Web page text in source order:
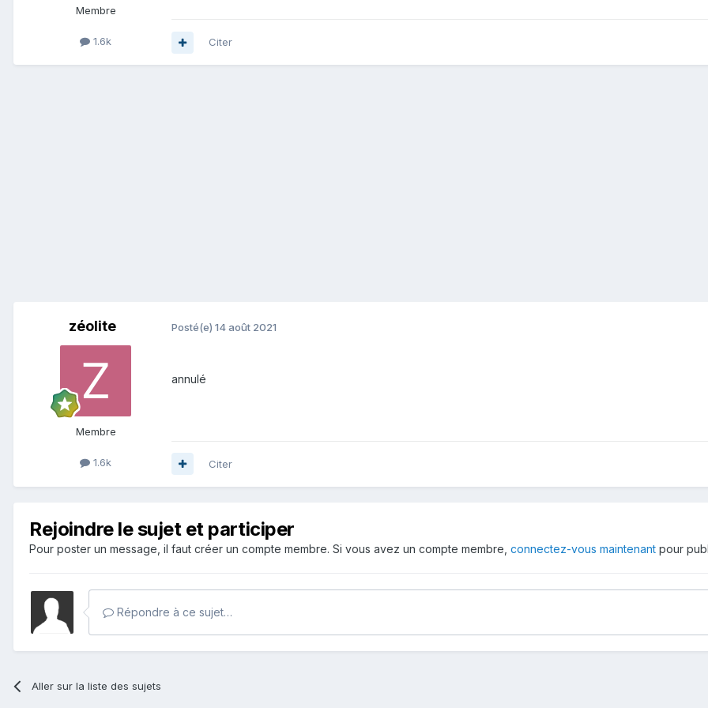
Membre
1.6k Citer
zéolite
Membre
1.6k
Posté(e) 14 août 2021
annulé
Citer
Rejoindre le sujet et participer
Pour poster un message, il faut créer un compte membre. Si vous avez un compte membre, connectez-vous maintenant pour
Répondre à ce sujet…
Aller sur la liste des sujets